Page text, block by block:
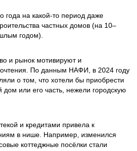
года на какой-то период даже
частных домов (на 10–
годом).
и рынок мотивируют и
По данным НАФИ, в 2024 году
о том, что хотели бы приобрести
дом или его часть, нежели городскую
и кредитами привела к
в нише. Например, изменился
коттеджные посёлки стали